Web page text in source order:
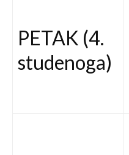
PETAK (4.
studenoga)